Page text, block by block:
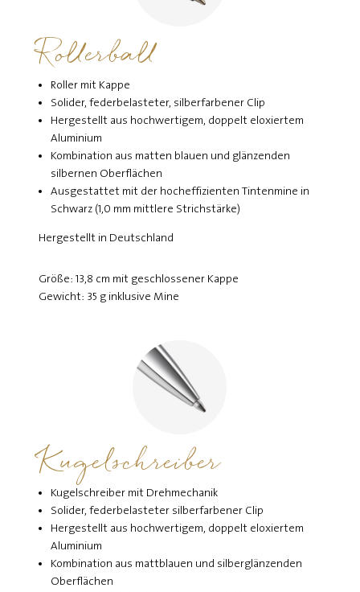
Rollerball
Roller mit Kappe
Solider, federbelasteter, silberfarbener Clip
Hergestellt aus hochwertigem, doppelt eloxiertem
Aluminium
Kombination aus matten blauen und glänzenden
silbernen Oberflächen
Ausgestattet mit der hocheffizienten Tintenmine in
Schwarz (1,0 mm mittlere Strichstärke)
Hergestellt in Deutschland
Größe: 13,8 cm mit geschlossener Kappe
Gewicht: 35 g inklusive Mine
Kugelschreiber
Kugelschreiber mit Drehmechanik
Solider, federbelasteter silberfarbener Clip
Hergestellt aus hochwertigem, doppelt eloxiertem
Aluminium
Kombination aus mattblauen und silberglänzenden
Oberflächen